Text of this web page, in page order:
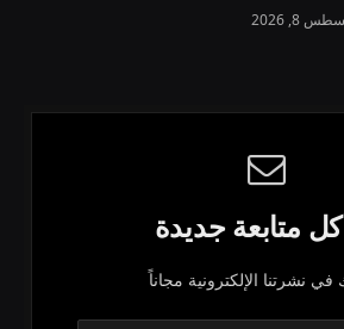
8, 2026
متابعة جديدة
نشرتنا الإلكترونية مجاناً